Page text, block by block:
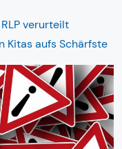
verurteilt
Kitas aufs Schärfste